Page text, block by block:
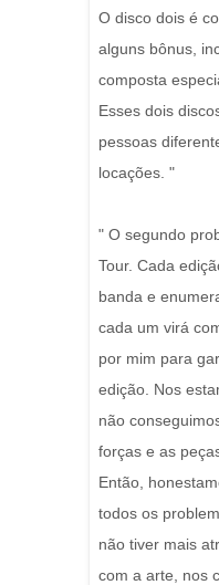
O disco dois é
alguns bônus,
composta
Esses dois
pessoas
locações. "
" O segundo
Tour. Cada
banda e
cada um virá
por mim para
edição. Nos
não
forças e as
Então,
todos os
não tiver mais
com a arte, nos